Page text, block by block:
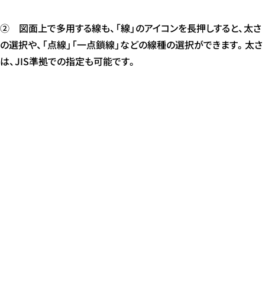
② 図面上で多用する線も、「線」のアイコンを長押しすると、太さ
の選択や、「点線」「一点鎖線」などの線種の選択ができます。太さ
は、JIS準拠での指定も可能です。